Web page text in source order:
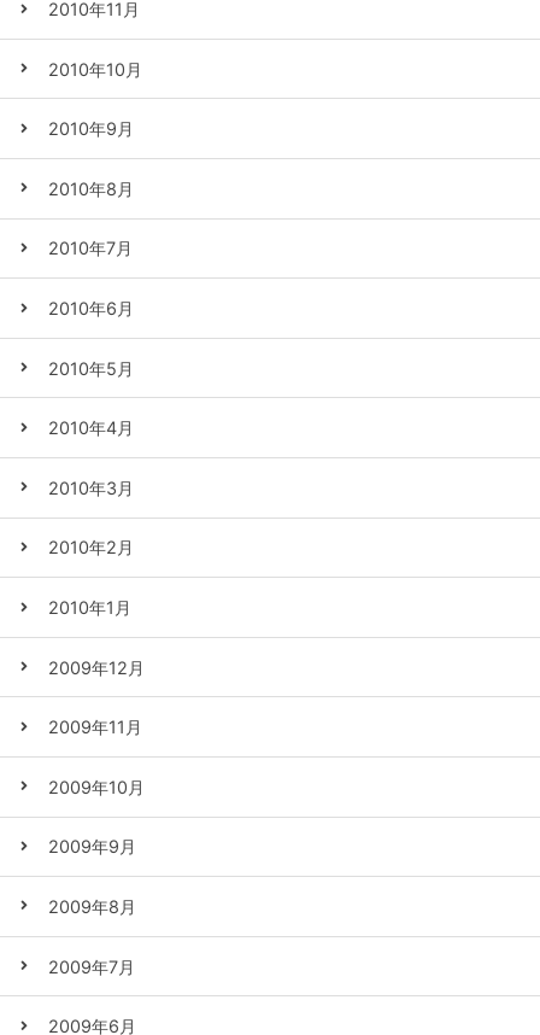
2010年11月
2010年10月
2010年9月
2010年8月
2010年7月
2010年6月
2010年5月
2010年4月
2010年3月
2010年2月
2010年1月
2009年12月
2009年11月
2009年10月
2009年9月
2009年8月
2009年7月
2009年6月